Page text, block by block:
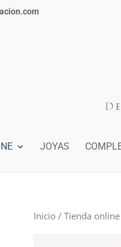
JOYAS
Inicio / Tienda online